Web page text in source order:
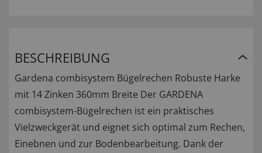
BESCHREIBUNG
Gardena combisystem Bügelrechen Robuste Harke
mit 14 Zinken 360mm Breite Der GARDENA
combisystem-Bügelrechen ist ein praktisches
Vielzweckgerät und eignet sich optimal zum Rechen,
Einebnen und zur Bodenbearbeitung. Dank der